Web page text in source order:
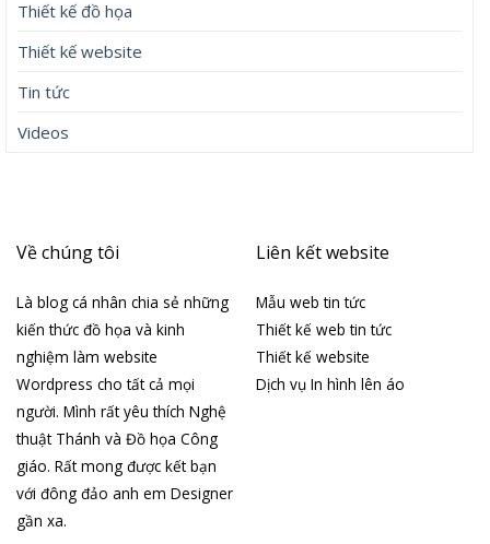
Thiết kế đồ họa
Thiết kế website
Tin tức
Videos
Về chúng tôi
Là blog cá nhân chia sẻ những
kiến thức đồ họa và kinh
nghiệm làm website
Wordpress cho tất cả mọi
người. Mình rất yêu thích Nghệ
thuật Thánh và Đồ họa Công
giáo. Rất mong được kết bạn
với đông đảo anh em Designer
gần xa.
Liên kết website
Mẫu web tin tức
Thiết kế web tin tức
Thiết kế website
Dịch vụ In hình lên áo